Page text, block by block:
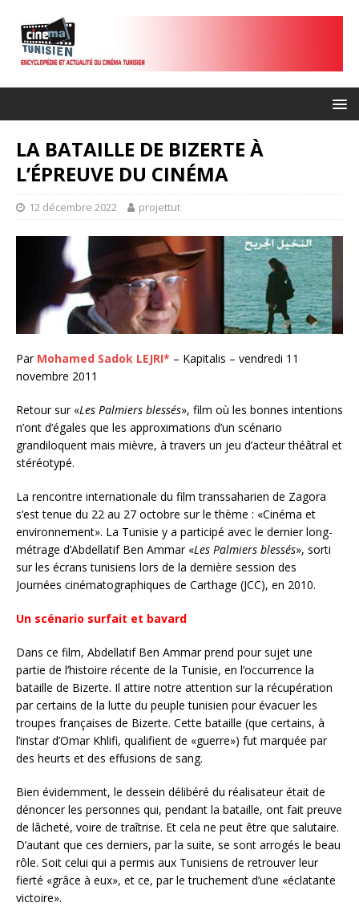
LA BATAILLE DE BIZERTE À
L’ÉPREUVE DU CINÉMA
12 décembre 2022 projettut
Par Mohamed Sadok LEJRI* – Kapitalis – vendredi 11
novembre 2011
Retour sur «Les Palmiers blessés», film où les bonnes intentions
n’ont d’égales que les approximations d’un scénario
grandiloquent mais mièvre, à travers un jeu d’acteur théâtral et
stéréotypé.
La rencontre internationale du film transsaharien de Zagora
s’est tenue du 22 au 27 octobre sur le thème : «Cinéma et
environnement». La Tunisie y a participé avec le dernier long-
métrage d’Abdellatif Ben Ammar «Les Palmiers blessés», sorti
sur les écrans tunisiens lors de la dernière session des
Journées cinématographiques de Carthage (JCC), en 2010.
Un scénario surfait et bavard
Dans ce film, Abdellatif Ben Ammar prend pour sujet une
partie de l’histoire récente de la Tunisie, en l’occurrence la
bataille de Bizerte. Il attire notre attention sur la récupération
par certains de la lutte du peuple tunisien pour évacuer les
troupes françaises de Bizerte. Cette bataille (que certains, à
l’instar d’Omar Khlifi, qualifient de «guerre») fut marquée par
des heurts et des effusions de sang.
Bien évidemment, le dessein délibéré du réalisateur était de
dénoncer les personnes qui, pendant la bataille, ont fait preuve
de lâcheté, voire de traîtrise. Et cela ne peut être que salutaire.
D’autant que ces derniers, par la suite, se sont arrogés le beau
rôle. Soit celui qui a permis aux Tunisiens de retrouver leur
fierté «grâce à eux», et ce, par le truchement d’une «éclatante
victoire».